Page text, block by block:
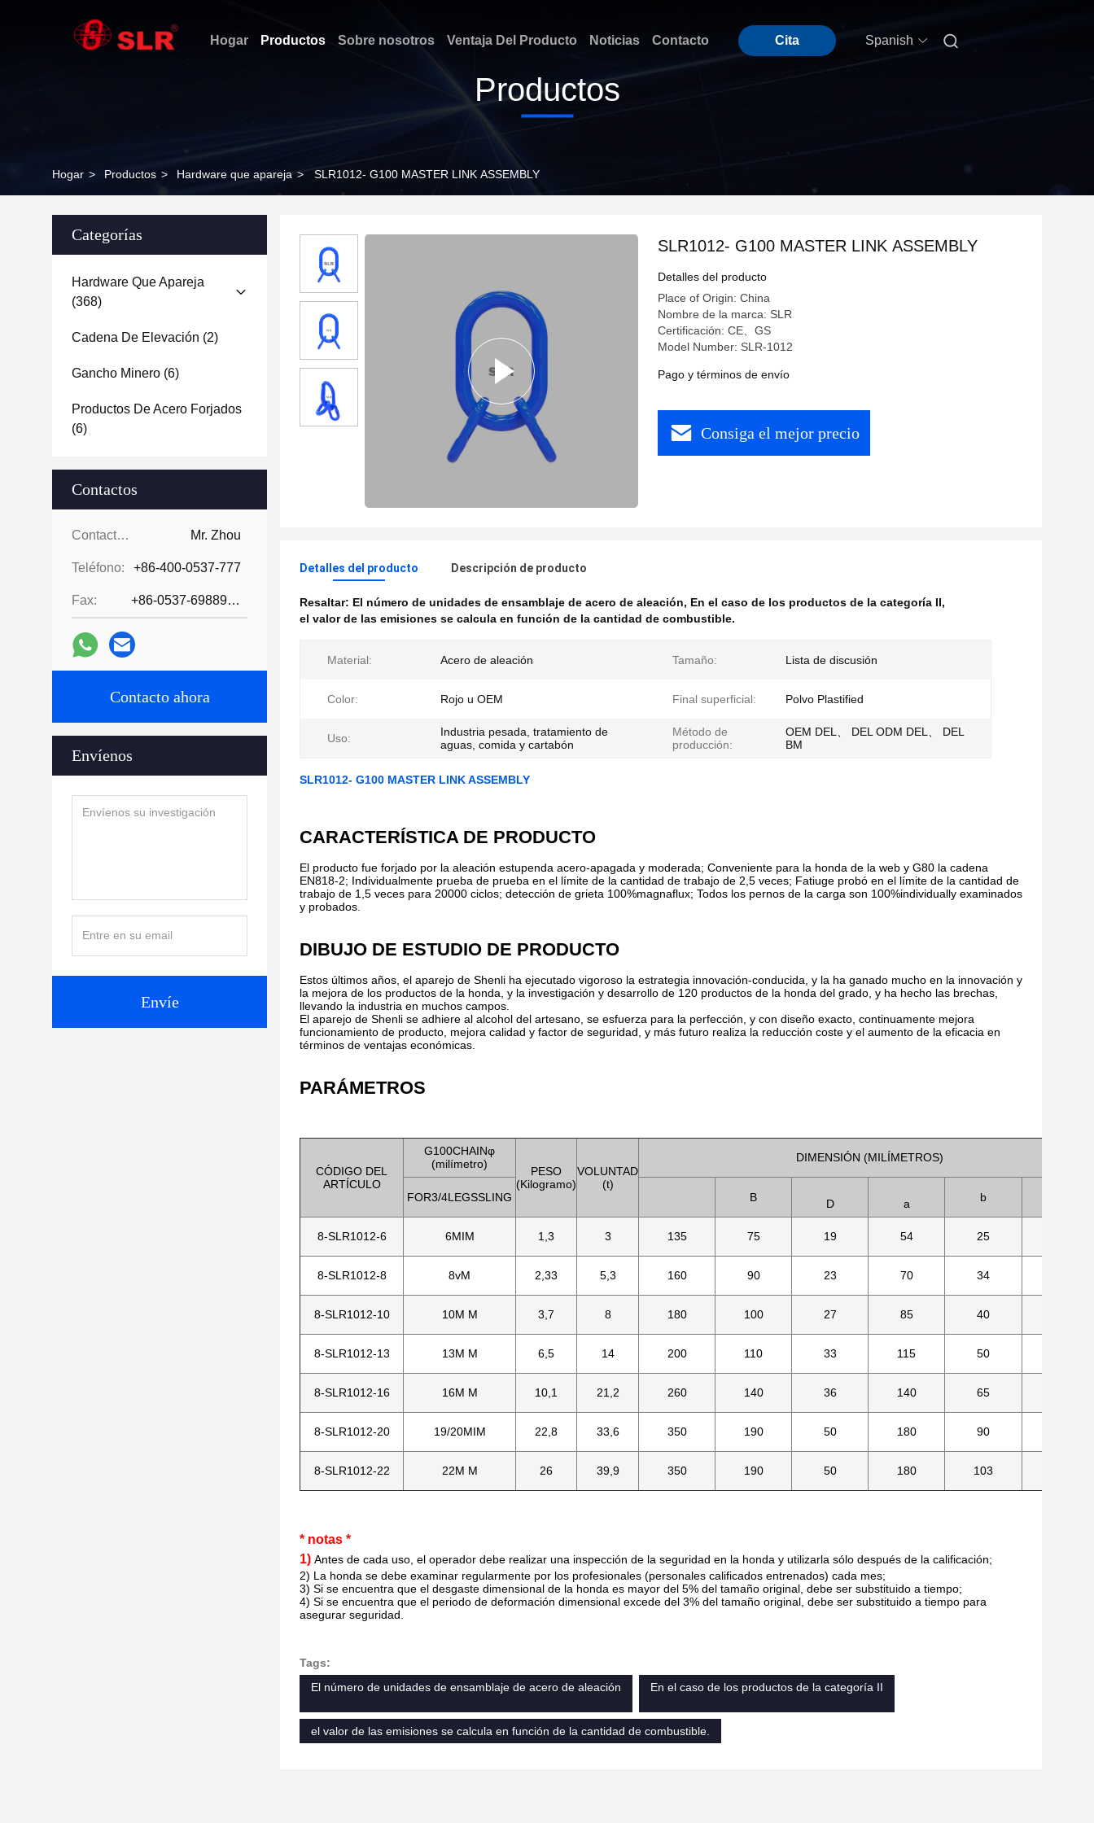
Hogar Productos Sobre nosotros Ventaja Del Producto Noticias Contacto Cita Spanish 
Productos
Hogar > Productos > Hardware que apareja > SLR1012- G100 MASTER LINK ASSEMBLY
Categorías
Hardware Que Apareja
(368)
Cadena De Elevación (2)
Gancho Minero (6)
Productos De Acero Forjados
(6)
Contactos
Contactos: Mr. Zhou
Teléfono: +86-400-0537-777
Fax: +86-0537-6988978
Contacto ahora
Envíenos
Envíe
SLR1012- G100 MASTER LINK ASSEMBLY
Detalles del producto
Place of Origin: China
Nombre de la marca: SLR
Certificación: CE、GS
Model Number: SLR-1012
Pago y términos de envío
Consiga el mejor precio
Detalles del producto Descripción de producto
Resaltar: El número de unidades de ensamblaje de acero de aleación, En el caso de los productos de la categoría II,
el valor de las emisiones se calcula en función de la cantidad de combustible.
Material: Acero de aleación Tamaño: Lista de discusión
Color: Rojo u OEM Final superficial: Polvo Plastified
Uso:
Industria pesada, tratamiento de
aguas, comida y cartabón
Método de
producción:
OEM DEL、 DEL ODM DEL、 DEL
BM
SLR1012- G100 MASTER LINK ASSEMBLY
CARACTERÍSTICA DE PRODUCTO
El producto fue forjado por la aleación estupenda acero-apagada y moderada; Conveniente para la honda de la web y G80 la cadena
EN818-2; Individualmente prueba de prueba en el límite de la cantidad de trabajo de 2,5 veces; Fatiuge probó en el límite de la cantidad de
trabajo de 1,5 veces para 20000 ciclos; detección de grieta 100%magnaflux; Todos los pernos de la carga son 100%individually examinados
y probados.
DIBUJO DE ESTUDIO DE PRODUCTO
Estos últimos años, el aparejo de Shenli ha ejecutado vigoroso la estrategia innovación-conducida, y la ha ganado mucho en la innovación y
la mejora de los productos de la honda, y la investigación y desarrollo de 120 productos de la honda del grado, y ha hecho las brechas,
llevando la industria en muchos campos.
El aparejo de Shenli se adhiere al alcohol del artesano, se esfuerza para la perfección, y con diseño exacto, continuamente mejora
funcionamiento de producto, mejora calidad y factor de seguridad, y más futuro realiza la reducción coste y el aumento de la eficacia en
términos de ventajas económicas.
PARÁMETROS
CÓDIGO DEL
ARTÍCULO
G100CHAINφ
(milímetro)
PESO
(Kilogramo)
VOLUNTAD
(t)
DIMENSIÓN (MILÍMETROS)
FOR3/4LEGSSLING B D a
b
8-SLR1012-6
6MIM 1,3 3 135 75 19 54 25
8-SLR1012-8 8vM 2,33 5,3 160 90 23 70 34
8-SLR1012-10 10M M 3,7 8 180 100 27 85 40
8-SLR1012-13 13M M 6,5 14 200 110 33 115 50
8-SLR1012-16 16M M 10,1 21,2 260 140 36 140 65
8-SLR1012-20 19/20MIM 22,8 33,6 350 190 50 180 90
8-SLR1012-22 22M M 26 39,9 350 190 50 180 103
* notas *
1) Antes de cada uso, el operador debe realizar una inspección de la seguridad en la honda y utilizarla sólo después de la calificación;
2) La honda se debe examinar regularmente por los profesionales (personales calificados entrenados) cada mes;
3) Si se encuentra que el desgaste dimensional de la honda es mayor del 5% del tamaño original, debe ser substituido a tiempo;
4) Si se encuentra que el periodo de deformación dimensional excede del 3% del tamaño original, debe ser substituido a tiempo para
asegurar seguridad.
Tags:
El número de unidades de ensamblaje de acero de aleación
En el caso de los productos de la categoría II
el valor de las emisiones se calcula en función de la cantidad de combustible.